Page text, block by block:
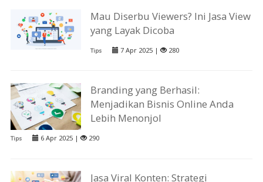
Mau Diserbu Viewers? Ini Jasa View
yang Layak Dicoba
Tips 7 Apr 2025 | 280
Branding yang Berhasil:
Menjadikan Bisnis Online Anda
Lebih Menonjol
Tips 6 Apr 2025 | 290
Jasa Viral Konten: Strategi